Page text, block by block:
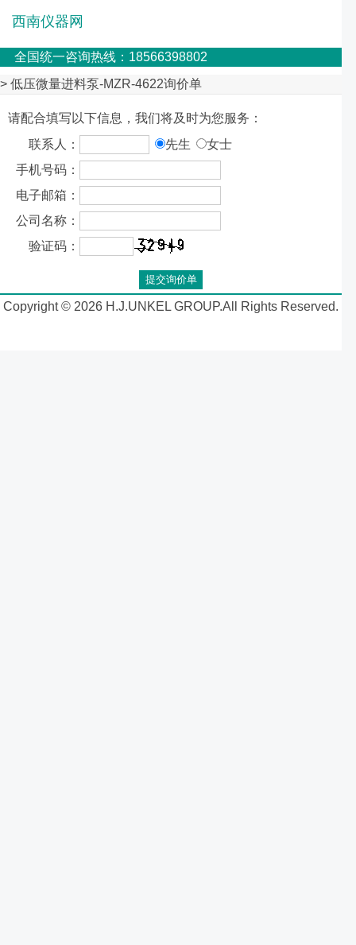
西南仪器网
全国统一咨询热线：18566398802
> 低压微量进料泵-MZR-4622询价单
请配合填写以下信息，我们将及时为您服务：
联系人：
先生
女士
手机号码：
电子邮箱：
公司名称：
验证码：
Copyright © 2026 H.J.UNKEL GROUP.All Rights Reserved.